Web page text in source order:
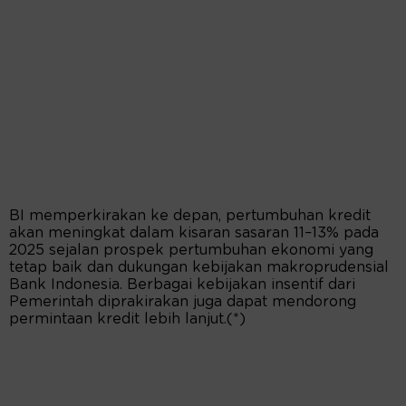
BI memperkirakan ke depan, pertumbuhan kredit
akan meningkat dalam kisaran sasaran 11–13% pada
2025 sejalan prospek pertumbuhan ekonomi yang
tetap baik dan dukungan kebijakan makroprudensial
Bank Indonesia. Berbagai kebijakan insentif dari
Pemerintah diprakirakan juga dapat mendorong
permintaan kredit lebih lanjut.(*)